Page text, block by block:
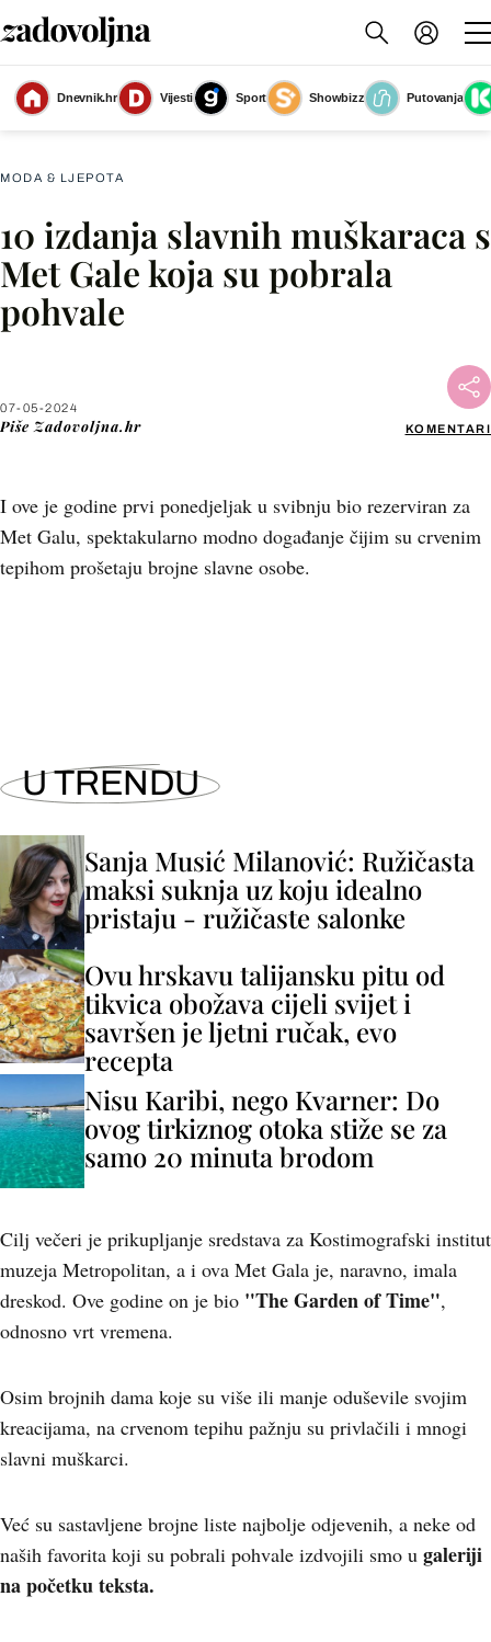
Dnevnik.hr Vijesti Sport Showbizz
Putovanja
Slika nije dostupna
MODA & LJEPOTA
10 izdanja slavnih muškaraca s
Met Gale koja su pobrala
pohvale
07-05-2024
Piše Zadovoljna.hr KOMENTARI
I ove je godine prvi ponedjeljak u svibnju bio rezerviran za
Met Galu, spektakularno modno događanje čijim su crvenim
tepihom prošetaju brojne slavne osobe.
Facebook
U TRENDU
Sanja Musić Milanović: Ružičasta
maksi suknja uz koju idealno
pristaju - ružičaste salonke
Ovu hrskavu talijansku pitu od
tikvica obožava cijeli svijet i
savršen je ljetni ručak, evo
recepta
Nisu Karibi, nego Kvarner: Do
ovog tirkiznog otoka stiže se za
samo 20 minuta brodom
Cilj večeri je prikupljanje sredstava za Kostimografski institut
muzeja Metropolitan, a i ova Met Gala je, naravno, imala
dreskod. Ove godine on je bio "The Garden of Time",
odnosno vrt vremena.
Osim brojnih dama koje su više ili manje oduševile svojim
kreacijama, na crvenom tepihu pažnju su privlačili i mnogi
slavni muškarci.
Već su sastavljene brojne liste najbolje odjevenih, a neke od
naših favorita koji su pobrali pohvale izdvojili smo u galeriji
na početku teksta.